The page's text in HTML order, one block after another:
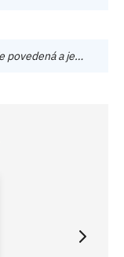
povedená a je…